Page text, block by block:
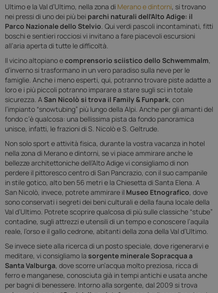
Ultimo e la Val d’Ultimo, nella zona di Merano e dintorni, si trovano
nei pressi di uno dei più bei parchi naturali dell’Alto Adige: il
Parco Nazionale dello Stelvio. Qui verdi pascoli incontaminati, fitti
boschi e sentieri rocciosi vi invitano a fare piacevoli escursioni
all’aria aperta di tutte le difficoltà.
Il vicino altopiano ecomprensorio sciistico dello Schwemmalm,
d’inverno si trasformano in un vero paradiso sulla neve per le
famiglie. Anche i meno esperti, qui, potranno trovare piste adatte a
loro e i più piccoli potranno imparare a stare sugli sci in totale
sicurezza. ASan Nicolò si trova il Family & Funpark, con
l’impianto “snowtubing” più lungo della Alpi. Anche per gli amanti del
fondo c’è qualcosa: una bellissima pista da fondo panoramica
unisce, infatti, le frazioni di S. Nicolò e S. Geltrude.
Non solo sport e attività fisica, durante la vostra vacanza in hotel
nella zona di Merano e dintorni, se vi piace ammirare anche le
bellezze architettoniche dell’Alto Adige vi consigliamo di non
perdere il pittoresco centro di San Pancrazio, con il suo campanile
in stile gotico, alto ben 56 metri e la Chiesetta di Santa Elena. A
San Nicolò, invece, potrete ammirare il Museo Etnografico, dove
sono conservati i segreti dei beni culturali e della fauna locale della
Val d’Ultimo. Potrete scoprire qualcosa di più sulle classiche “stube”
contadine, sugli attrezzi e utensili di un tempo e conoscere l’aquila
reale, l’orso e il gallo cedrone, abitanti della zona della Val d’Ultimo.
Se invece siete alla ricerca di un posto speciale, dove rigenerarvi e
meditare, vi consigliamo la sorgente minerale Sopracqua a
Santa Valburga, dove scorre un’acqua molto preziosa, ricca di
ferro e manganese, conosciuta già in tempi antichi e usata anche
per bagni di benessere. Intorno alla sorgente, dal 2009 si trova